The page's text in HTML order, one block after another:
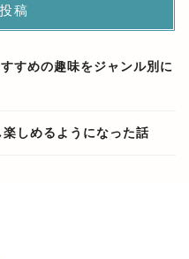
稿
すめの趣味をジャンル別に
しめるようになった話